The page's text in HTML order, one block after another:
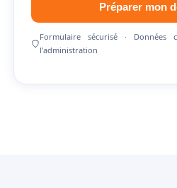
Préparer mon
Formulaire sécurisé · Données
l'administration